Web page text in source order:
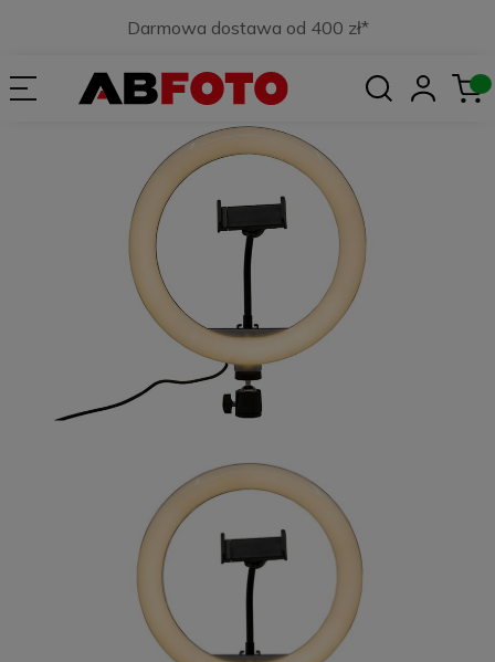
Darmowa dostawa od 400 zł*